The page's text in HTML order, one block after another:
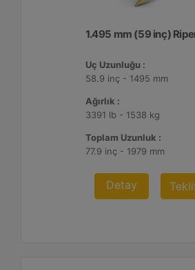
1.495 mm (59 inç)
Uç Uzunluğu :
58.9 inç - 1495 mm
Ağırlık :
3391 lb - 1538 kg
Toplam Uzunluk :
77.9 inç - 1979 mm
Detay